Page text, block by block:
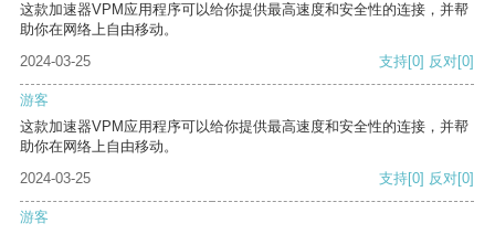
这款加速器VPM应用程序可以给你提供最高速度和安全性的连接，并帮
助你在网络上自由移动。
2024-03-25
支持[0] 反对[0]
游客
这款加速器VPM应用程序可以给你提供最高速度和安全性的连接，并帮
助你在网络上自由移动。
2024-03-25
支持[0] 反对[0]
游客